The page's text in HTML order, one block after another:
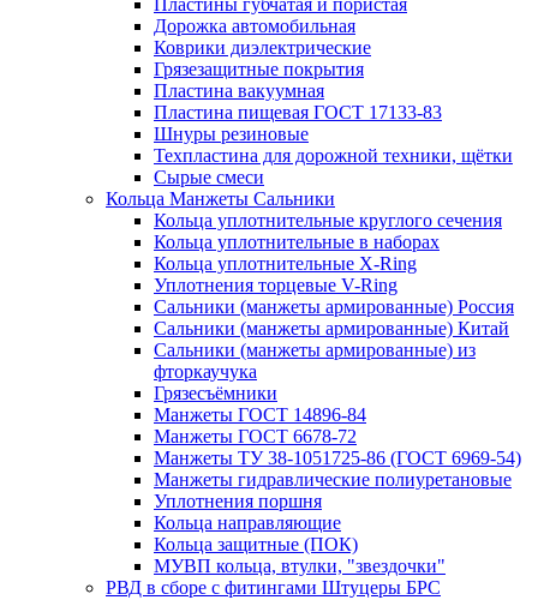
Пластины губчатая и пористая
Дорожка автомобильная
Коврики диэлектрические
Грязезащитные покрытия
Пластина вакуумная
Пластина пищевая ГОСТ 17133-83
Шнуры резиновые
Техпластина для дорожной техники, щётки
Сырые смеси
Кольца Манжеты Сальники
Кольца уплотнительные круглого сечения
Кольца уплотнительные в наборах
Кольца уплотнительные Х-Ring
Уплотнения торцевые V-Ring
Сальники (манжеты армированные) Россия
Сальники (манжеты армированные) Китай
Сальники (манжеты армированные) из
фторкаучука
Грязесъёмники
Манжеты ГОСТ 14896-84
Манжеты ГОСТ 6678-72
Манжеты ТУ 38-1051725-86 (ГОСТ 6969-54)
Манжеты гидравлические полиуретановые
Уплотнения поршня
Кольца направляющие
Кольца защитные (ПОК)
МУВП кольца, втулки, "звездочки"
РВД в сборе с фитингами Штуцеры БРС